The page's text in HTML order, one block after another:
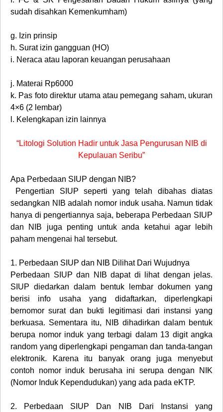
sudah disahkan Kemenkumham)
g. Izin prinsip
h. Surat izin gangguan (HO)
i. Neraca atau laporan keuangan perusahaan
j. Materai Rp6000
k. Pas foto direktur utama atau pemegang saham, ukuran
4×6 (2 lembar)
l. Kelengkapan izin lainnya
“Litologi Solution Hadir untuk Jasa Pengurusan NIB di
Kepulauan Seribu”
Apa Perbedaan SIUP dengan NIB?
Pengertian SIUP seperti yang telah dibahas diatas
sedangkan NIB adalah nomor induk usaha. Namun tidak
hanya di pengertiannya saja, beberapa Perbedaan SIUP
dan NIB juga penting untuk anda ketahui agar lebih
paham mengenai hal tersebut.
1. Perbedaan SIUP dan NIB Dilihat Dari Wujudnya
Perbedaan SIUP dan NIB dapat di lihat dengan jelas.
SIUP diedarkan dalam bentuk lembar dokumen yang
berisi info usaha yang didaftarkan, diperlengkapi
bernomor surat dan bukti legitimasi dari instansi yang
berkuasa. Sementara itu, NIB dihadirkan dalam bentuk
berupa nomor induk yang terbagi dalam 13 digit angka
random yang diperlengkapi pengaman dan tanda-tangan
elektronik. Karena itu banyak orang juga menyebut
contoh nomor induk berusaha ini serupa dengan NIK
(Nomor Induk Kependudukan) yang ada pada eKTP.
2.
Perbedaan SIUP Dan NIB Dari Instansi yang